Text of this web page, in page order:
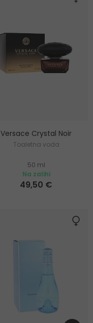
Versace Crystal Noir
Toaletna voda
50 ml
Na zalihi
49,50 €